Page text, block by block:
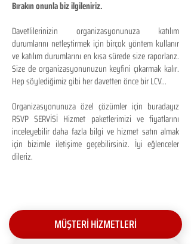
Bırakın onunla biz ilgileniriz.
Davetlilerinizin organizasyonunuza katılım
durumlarını netleştirmek için birçok yöntem kullanır
ve katılım durumlarını en kısa sürede size raporlarız.
Size de organizasyonunuzun keyfini çıkarmak kalır.
Hep söylediğimiz gibi her davetten önce bir LCV...
Organizasyonunuza özel çözümler için buradayız
RSVP SERVİSİ Hizmet paketlerimizi ve fiyatlarını
inceleyebilir daha fazla bilgi ve hizmet satın almak
için bizimle iletişime geçebilirsiniz. İyi eğlenceler
dileriz.
MÜŞTERİ HİZMETLERİ